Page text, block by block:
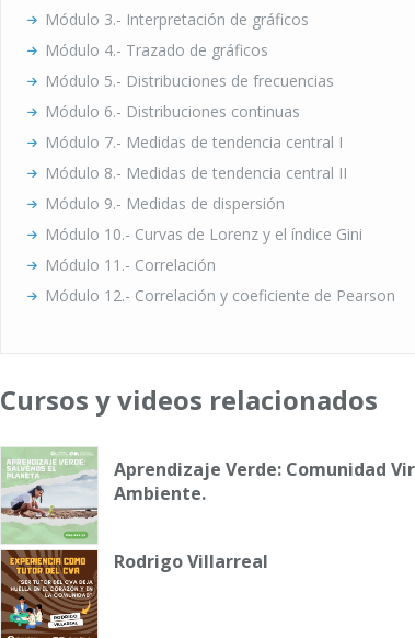
Módulo 3.- Interpretación de gráficos
Módulo 4.- Trazado de gráficos
Módulo 5.- Distribuciones de frecuencias
Módulo 6.- Distribuciones continuas
Módulo 7.- Medidas de tendencia central I
Módulo 8.- Medidas de tendencia central II
Módulo 9.- Medidas de dispersión
Módulo 10.- Curvas de Lorenz y el índice Gini
Módulo 11.- Correlación
Módulo 12.- Correlación y coeficiente de Pearson
Cursos y videos relacionados
Aprendizaje Verde: Comunidad
Ambiente.
Rodrigo Villarreal